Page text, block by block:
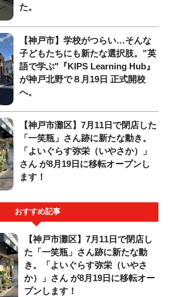
た。
【神戸市】学校がつらい…そんな
子どもたちにも新たな選択肢。”英
語で学ぶ"『KIPS Learning Hub』
が神戸北野で８月19日 正式開校
へ。
【神戸市灘区】7月11日で閉店した
「一笑瓶」さん跡に新たな動き。
「よいぐらす弥栄（いやさか）」
さん が8月19日に移転オープンし
ます！
おすすめ記事
【神戸市灘区】7月11日で閉店し
た「一笑瓶」さん跡に新たな動
き。「よいぐらす弥栄（いやさ
か）」さん が8月19日に移転オー
プンします！